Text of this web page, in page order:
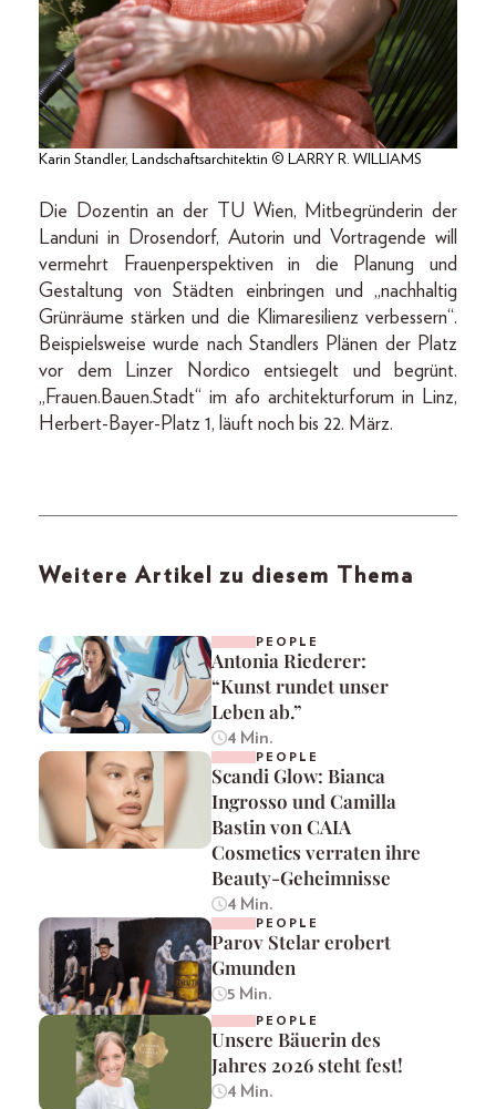
Karin Standler, Landschaftsarchitektin © LARRY R. WILLIAMS
Die Dozentin an der TU Wien, Mitbegründerin der
Landuni in Drosendorf, Autorin und Vortragende will
vermehrt Frauenperspektiven in die Planung und
Gestaltung von Städten einbringen und „nachhaltig
Grünräume stärken und die Klimaresilienz verbessern“.
Beispielsweise wurde nach Standlers Plänen der Platz
vor dem Linzer Nordico entsiegelt und begrünt.
„Frauen.Bauen.Stadt“ im afo architekturforum in Linz,
Herbert-Bayer-Platz 1, läuft noch bis 22. März.
Weitere Artikel zu diesem Thema
PEOPLE
Antonia Riederer:
“Kunst rundet unser
Leben ab.”
4 Min.
PEOPLE
Scandi Glow: Bianca
Ingrosso und Camilla
Bastin von CAIA
Cosmetics verraten ihre
Beauty-Geheimnisse
4 Min.
PEOPLE
Parov Stelar erobert
Gmunden
5 Min.
PEOPLE
Unsere Bäuerin des
Jahres 2026 steht fest!
4 Min.